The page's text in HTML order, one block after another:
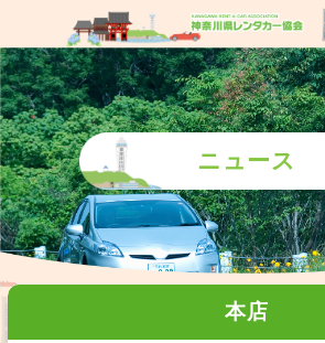
ニュース
本店